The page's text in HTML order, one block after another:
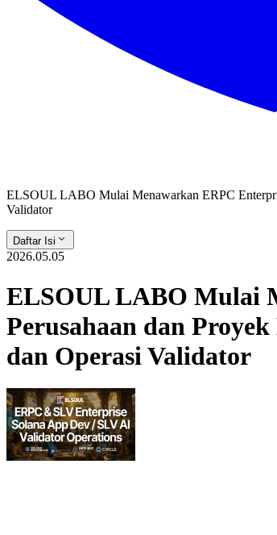
ELSOUL LABO Mulai Menawarkan ERPC
Validator
Daftar Isi
2026.05.05
ELSOUL LABO Mulai
Perusahaan dan
dan Operasi Validator